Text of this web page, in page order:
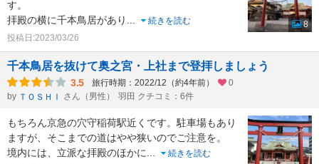
す。
拝殿の横に千本鳥居があり
続きを読む
投稿日:2023/03/26
8
千本鳥居を抜けて奥之宮・上社まで登拝しましょう
3.5 旅行時期：2022/12（約4年前）
0
by ＴＯＳＨＩ さん（男性） 羽田 クチコミ：6件
もちろん京急の穴守稲荷駅近くです。駐車場もあり
ますが、そこまでの道はやや狭いのでご注意を。
境内には、立派な拝殿のほかに
続きを読む